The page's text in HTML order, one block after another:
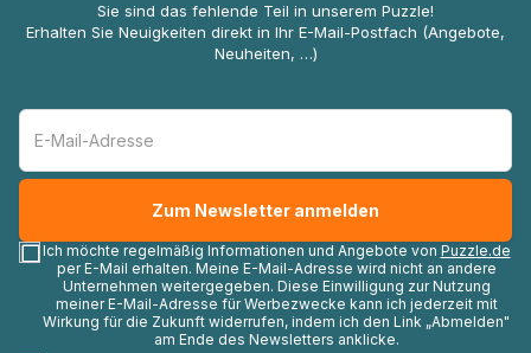
Sie sind das fehlende Teil in unserem Puzzle!
Erhalten Sie Neuigkeiten direkt in Ihr E-Mail-Postfach (Angebote,
Neuheiten, …)
Ich möchte regelmäßig Informationen und Angebote von Puzzle.de
per E-Mail erhalten. Meine E-Mail-Adresse wird nicht an andere
Unternehmen weitergegeben. Diese Einwilligung zur Nutzung
meiner E-Mail-Adresse für Werbezwecke kann ich jederzeit mit
Wirkung für die Zukunft widerrufen, indem ich den Link „Abmelden"
am Ende des Newsletters anklicke.